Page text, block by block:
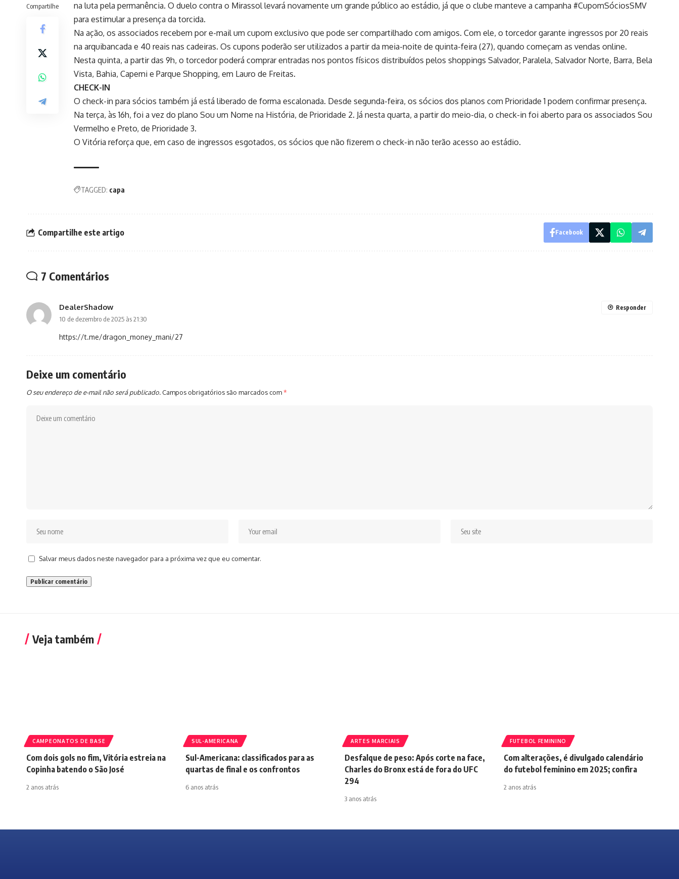
Compartilhe
na luta pela permanência. O duelo contra o Mirassol levará novamente um grande público ao estádio, já que o clube manteve a campanha #CupomSóciosSMV
para estimular a presença da torcida.
Na ação, os associados recebem por e-mail um cupom exclusivo que pode ser compartilhado com amigos. Com ele, o torcedor garante ingressos por 20 reais
na arquibancada e 40 reais nas cadeiras. Os cupons poderão ser utilizados a partir da meia-noite de quinta-feira (27), quando começam as vendas online.
Nesta quinta, a partir das 9h, o torcedor poderá comprar entradas nos pontos físicos distribuídos pelos shoppings Salvador, Paralela, Salvador Norte, Barra, Bela
Vista, Bahia, Capemi e Parque Shopping, em Lauro de Freitas.
CHECK-IN
O check-in para sócios também já está liberado de forma escalonada. Desde segunda-feira, os sócios dos planos com Prioridade 1 podem confirmar presença.
Na terça, às 16h, foi a vez do plano Sou um Nome na História, de Prioridade 2. Já nesta quarta, a partir do meio-dia, o check-in foi aberto para os associados Sou
Vermelho e Preto, de Prioridade 3.
O Vitória reforça que, em caso de ingressos esgotados, os sócios que não fizerem o check-in não terão acesso ao estádio.
TAGGED: capa
Compartilhe este artigo Facebook
7 Comentários
DealerShadow
10 de dezembro de 2025 às 21:30
https://t.me/dragon_money_mani/27
Responder
Deixe um comentário
O seu endereço de e-mail não será publicado. Campos obrigatórios são marcados com*
Salvar meus dados neste navegador para a próxima vez que eu comentar.
Veja também
CAMPEONATOS DE BASE
Com dois gols no fim, Vitória estreia na
Copinha batendo o São José
2 anos atrás
SUL-AMERICANA
Sul-Americana: classificados para as
quartas de final e os confrontos
6 anos atrás
ARTES MARCIAIS
Desfalque de peso: Após corte na face,
Charles do Bronx está de fora do UFC
294
3 anos atrás
FUTEBOL FEMININO
Com alterações, é divulgado calendário
do futebol feminino em 2025; confira
2 anos atrás